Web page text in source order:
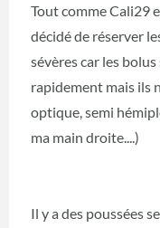
Tout comme Cali29
décidé de réserver
sévères car les
rapidement mais ils
optique, semi
ma main droite....)
Il y a des poussées